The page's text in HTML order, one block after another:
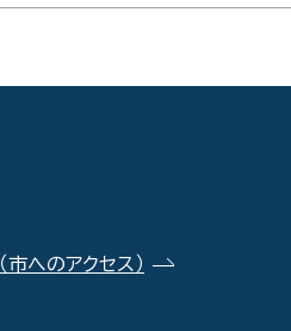
（市へのアクセス）